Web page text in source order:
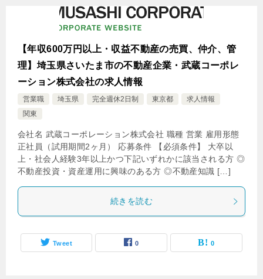
【年収600万円以上・収益不動産の売買、仲介、管
理】埼玉県さいたま市の不動産企業・武蔵コーポレ
ーション株式会社の求人情報
営業職 埼玉県 完全週休2日制 東京都
求人情報
関東
会社名 武蔵コーポレーション株式会社 職種 営業 雇用形態
正社員（試用期間2ヶ月） 応募条件 【必須条件】 大卒以
上・社会人経験3年以上かつ下記いずれかに該当される方 ◎
不動産投資・資産運用に興味のある方 ◎不動産知識 […]
続きを読む
Tweet 0 0